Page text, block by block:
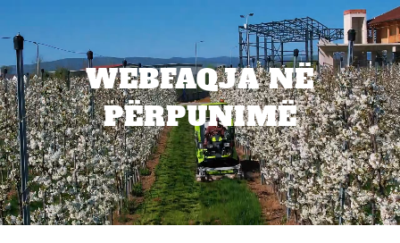
WEBFAQJA NË
PËRPUNIMË